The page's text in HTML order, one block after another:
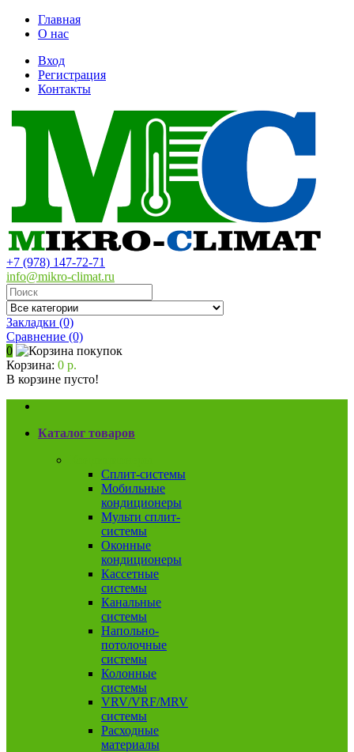
Главная
О нас
Вход
Регистрация
Контакты
+7 (978) 147-72-71
info@mikro-climat.ru
Закладки (0)
Сравнение (0)
0
Корзина: 0 р.
В корзине пусто!
Каталог товаров
Сплит-системы
Мобильные
кондиционеры
Мульти сплит-
системы
Оконные
кондиционеры
Кассетные
системы
Канальные
системы
Напольно-
потолочные
системы
Колонные
системы
VRV/VRF/MRV
системы
Расходные
материалы